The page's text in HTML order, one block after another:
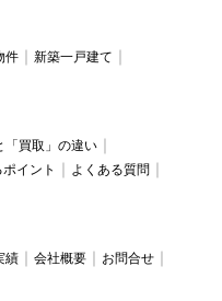
件
新築一戸建て
「買取」の違い
イント
よくある質問
績 会社概要
お問合せ